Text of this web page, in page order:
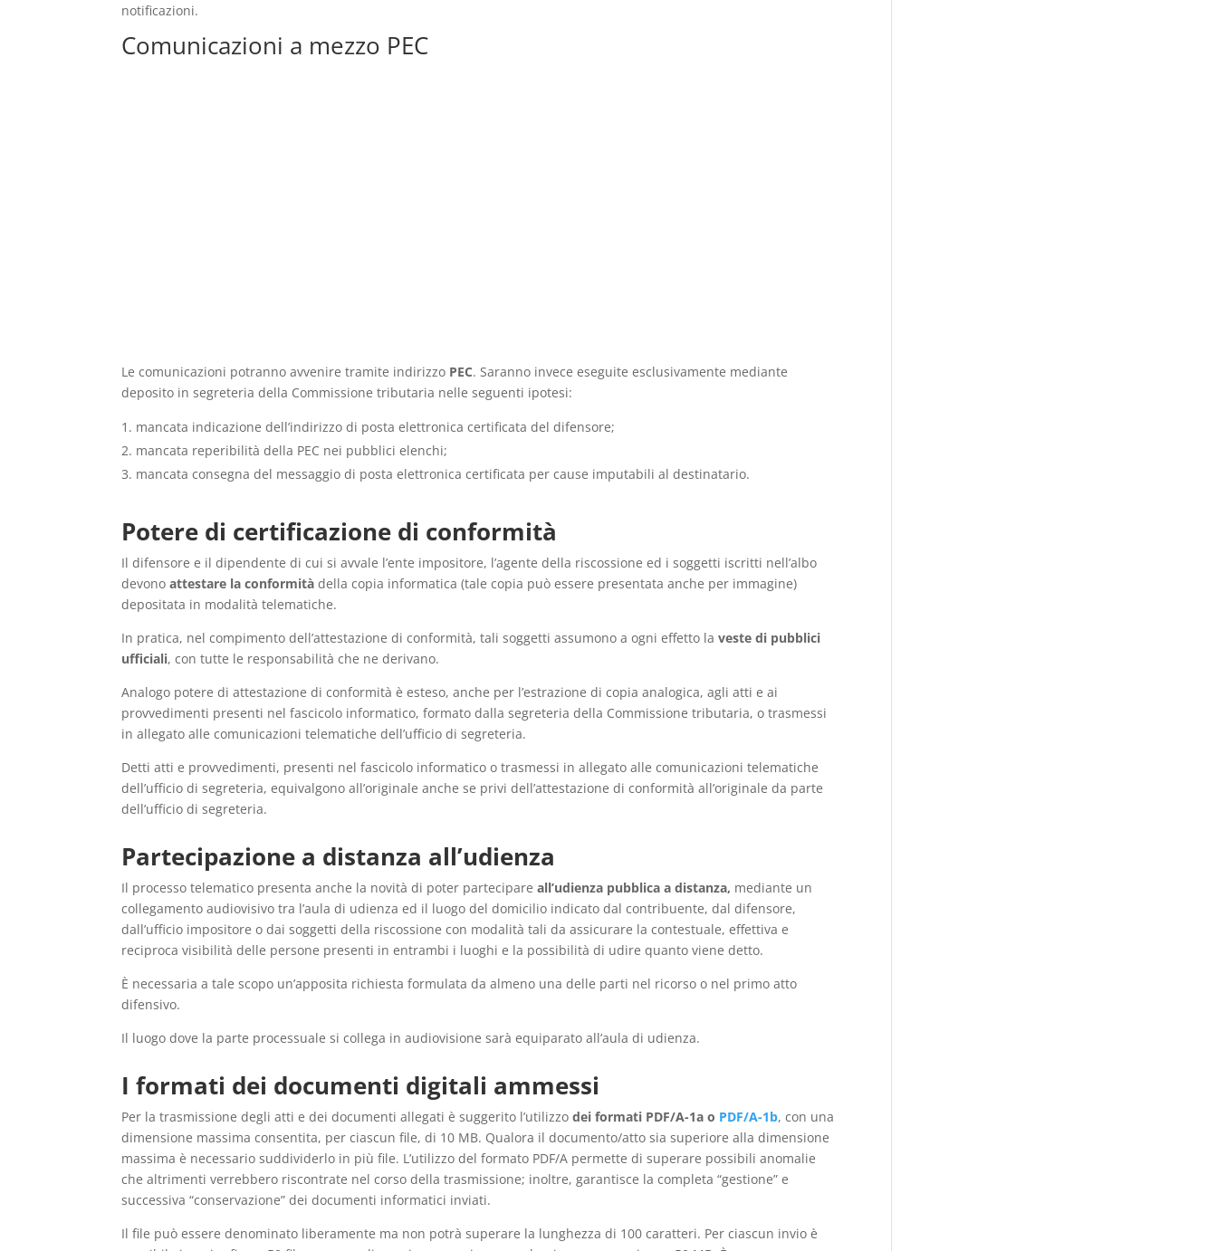
notificazioni.
Comunicazioni a mezzo PEC
Le comunicazioni potranno avvenire tramite indirizzo PEC. Saranno invece eseguite esclusivamente mediante
deposito in segreteria della Commissione tributaria nelle seguenti ipotesi:
mancata indicazione dell’indirizzo di posta elettronica certificata del difensore;
mancata reperibilità della PEC nei pubblici elenchi;
mancata consegna del messaggio di posta elettronica certificata per cause imputabili al destinatario.
Potere di certificazione di conformità
Il difensore e il dipendente di cui si avvale l’ente impositore, l’agente della riscossione ed i soggetti iscritti nell’albo
devonoattestare la conformità della copia informatica (tale copia può essere presentata anche per immagine)
depositata in modalità telematiche.
In pratica, nel compimento dell’attestazione di conformità, tali soggetti assumono a ogni effetto laveste di pubblici
ufficiali, con tutte le responsabilità che ne derivano.
Analogo potere di attestazione di conformità è esteso, anche per l’estrazione di copia analogica, agli atti e ai
provvedimenti presenti nel fascicolo informatico, formato dalla segreteria della Commissione tributaria, o trasmessi
in allegato alle comunicazioni telematiche dell’ufficio di segreteria.
Detti atti e provvedimenti, presenti nel fascicolo informatico o trasmessi in allegato alle comunicazioni telematiche
dell’ufficio di segreteria, equivalgono all’originale anche se privi dell’attestazione di conformità all’originale da parte
dell’ufficio di segreteria.
Partecipazione a distanza all’udienza
Il processo telematico presenta anche la novità di poter partecipareall’udienza pubblica a distanza, mediante un
collegamento audiovisivo tra l’aula di udienza ed il luogo del domicilio indicato dal contribuente, dal difensore,
dall’ufficio impositore o dai soggetti della riscossione con modalità tali da assicurare la contestuale, effettiva e
reciproca visibilità delle persone presenti in entrambi i luoghi e la possibilità di udire quanto viene detto.
È necessaria a tale scopo un’apposita richiesta formulata da almeno una delle parti nel ricorso o nel primo atto
difensivo.
Il luogo dove la parte processuale si collega in audiovisione sarà equiparato all’aula di udienza.
I formati dei documenti digitali ammessi
Per la trasmissione degli atti e dei documenti allegati è suggerito l’utilizzodei formati PDF/A-1a o PDF/A-1b, con una
dimensione massima consentita, per ciascun file, di 10 MB. Qualora il documento/atto sia superiore alla dimensione
massima è necessario suddividerlo in più file. L’utilizzo del formato PDF/A permette di superare possibili anomalie
che altrimenti verrebbero riscontrate nel corso della trasmissione; inoltre, garantisce la completa “gestione” e
successiva “conservazione” dei documenti informatici inviati.
Il file può essere denominato liberamente ma non potrà superare la lunghezza di 100 caratteri. Per ciascun invio è